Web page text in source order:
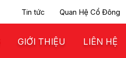
Tin tức Quan Hệ Cổ Đông
GIỚI THIỆU LIÊN HỆ